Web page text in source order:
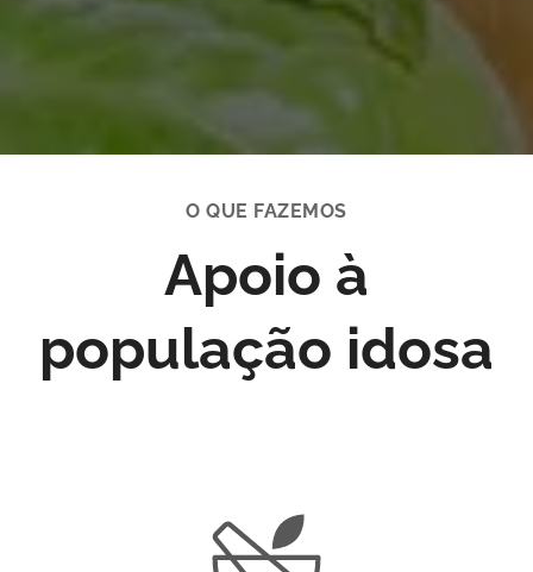
O QUE FAZEMOS
Apoio à
população idosa